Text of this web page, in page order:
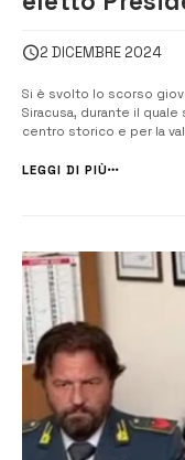
2 DICEMBRE 2024
Si è svolto lo scorso
Siracusa, durante il
centro storico e per la
significativa disponibilità
LEGGI DI PIÙ